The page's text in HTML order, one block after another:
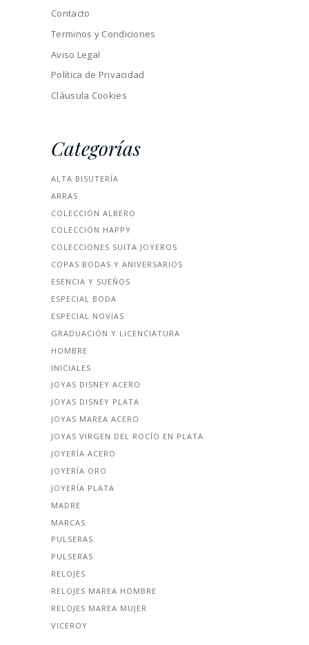
Contacto
Terminos y Condiciones
Aviso Legal
Política de Privacidad
Cláusula Cookies
Categorías
ALTA BISUTERÍA
ARRAS
COLECCIÓN ALBERO
COLECCIÓN HAPPY
COLECCIONES SUITA JOYEROS
COPAS BODAS Y ANIVERSARIOS
ESENCIA Y SUEÑOS
ESPECIAL BODA
ESPECIAL NOVIAS
GRADUACIÓN Y LICENCIATURA
HOMBRE
INICIALES
JOYAS DISNEY ACERO
JOYAS DISNEY PLATA
JOYAS MAREA ACERO
JOYAS VIRGEN DEL ROCÍO EN PLATA
JOYERÍA ACERO
JOYERÍA ORO
JOYERÍA PLATA
MADRE
MARCAS
PULSERAS
PULSERAS
RELOJES
RELOJES MAREA HOMBRE
RELOJES MAREA MUJER
VICEROY